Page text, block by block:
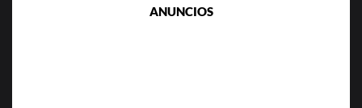
ANUNCIOS